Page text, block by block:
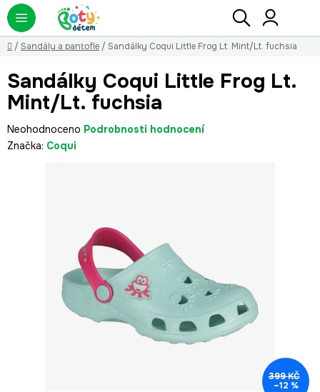
Přejít
na
obsah
Hledat
Domů
/ Sandály a pantofle / Sandálky Coqui Little Frog Lt. Mint/Lt. fuchsia
Sandálky Coqui Little Frog Lt.
Mint/Lt. fuchsia
Průměrné
hodnocení
Neohodnoceno Podrobnosti hodnocení
Značka: Coqui
399 KČ
–12 %